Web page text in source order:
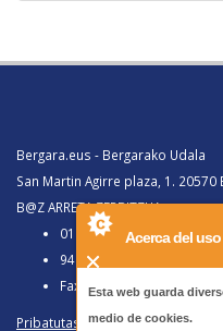
Acerca del
Esta web guarda
medio de cookies.
Bergara.eus - Bergarako Udala
San Martin Agirre plaza, 1. 20570
B@Z ARRETA ZERBITZUA:
010, Bergaratik deituz gero
943 77 91 00, Bergaraz
Faxa 943 77 91 63
Pribatutasun politika eta lege